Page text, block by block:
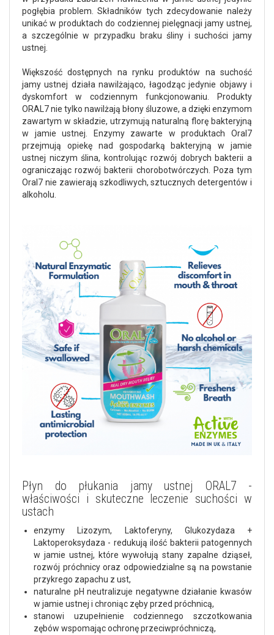
pogłębia problem. Składników tych zdecydowanie należy
unikać w produktach do codziennej pielęgnacji jamy ustnej,
a szczególnie w przypadku braku śliny i suchości jamy
ustnej.
Większość dostępnych na rynku produktów na suchość
jamy ustnej działa nawilżająco, łagodząc jedynie objawy i
dyskomfort w codziennym funkcjonowaniu. Produkty
ORAL7 nie tylko nawilżają błony śluzowe, a dzięki enzymom
zawartym w składzie, utrzymują naturalną florę bakteryjną
w jamie ustnej. Enzymy zawarte w produktach Oral7
przejmują opiekę nad gospodarką bakteryjną w jamie
ustnej niczym ślina, kontrolując rozwój dobrych bakterii a
ograniczając rozwój bakterii chorobotwórczych. Poza tym
Oral7 nie zawierają szkodliwych, sztucznych detergentów i
alkoholu.
Płyn do płukania jamy ustnej ORAL7 -
właściwości i skuteczne leczenie suchości w
ustach
enzymy Lizozym, Laktoferyny, Glukozydaza +
Laktoperoksydaza - redukują ilość bakterii patogennych
w jamie ustnej, które wywołują stany zapalne dziąseł,
rozwój próchnicy oraz odpowiedzialne są na powstanie
przykrego zapachu z ust,
naturalne pH neutralizuje negatywne działanie kwasów
w jamie ustnej i chroniąc zęby przed próchnicą,
stanowi uzupełnienie codziennego szczotkowania
zębów wspomając ochronę przeciwpróchniczą,